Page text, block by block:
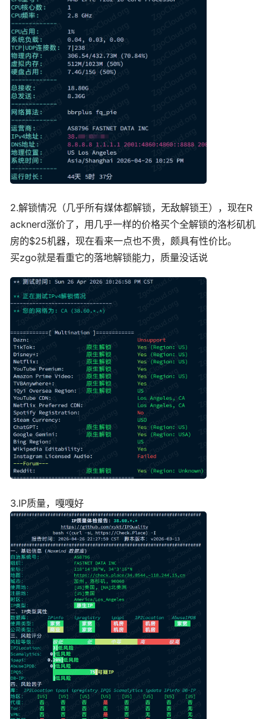
2.解锁情况（几乎所有媒体都解锁，无敌解锁王），现在R
acknerd涨价了，用几乎一样的价格买个全解锁的洛杉矶机
房的$25机器，现在看来一点也不贵，颇具有性价比。
买zgo就是看重它的落地解锁能力，质量没话说
3.IP质量，嘎嘎好